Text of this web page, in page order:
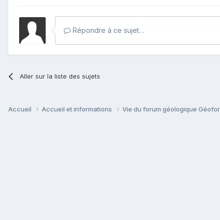
Répondre à ce sujet…
Aller sur la liste des sujets
Accueil Accueil et informations Vie du forum géologique